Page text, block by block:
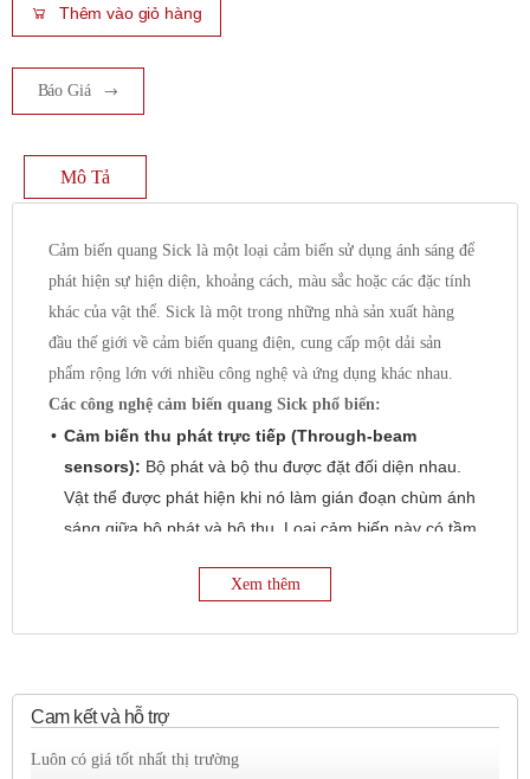
Thêm vào giỏ hàng
Báo Giá
Mô Tả
Cảm biến quang Sick là một loại cảm biến sử dụng ánh sáng để
phát hiện sự hiện diện, khoảng cách, màu sắc hoặc các đặc tính
khác của vật thể. Sick là một trong những nhà sản xuất hàng
đầu thế giới về cảm biến quang điện, cung cấp một dải sản
phẩm rộng lớn với nhiều công nghệ và ứng dụng khác nhau.
Các công nghệ cảm biến quang Sick phổ biến:
Cảm biến thu phát trực tiếp (Through-beam
sensors): Bộ phát và bộ thu được đặt đối diện nhau.
Vật thể được phát hiện khi nó làm gián đoạn chùm ánh
sáng giữa bộ phát và bộ thu. Loại cảm biến này có tầm
Cảm biến phản xạ khuếch tán (Diffuse reflective
phản xạ của bề mặt vật thể.
sensors):
Bộ phát và bộ thu được tích hợp trong cùng
Xem thêm
Cam kết và hỗ trợ
Luôn có giá tốt nhất thị trường